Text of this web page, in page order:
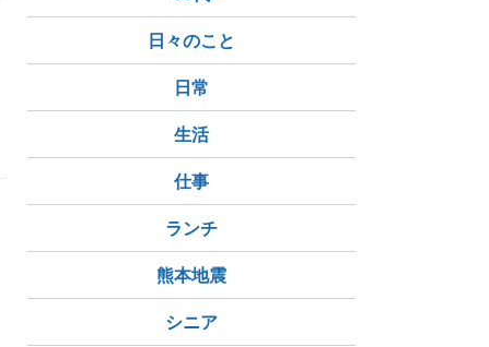
日々のこと
日常
生活
仕事
ランチ
熊本地震
シニア